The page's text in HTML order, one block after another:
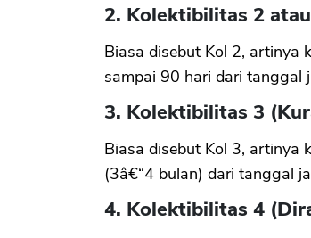
2. Kolektibilitas 2
Biasa disebut Kol 2, artinya
sampai 90 hari dari tanggal
3. Kolektibilitas 3
Biasa disebut Kol 3, artinya
(3â€“4 bulan) dari tanggal
4. Kolektibilitas 4